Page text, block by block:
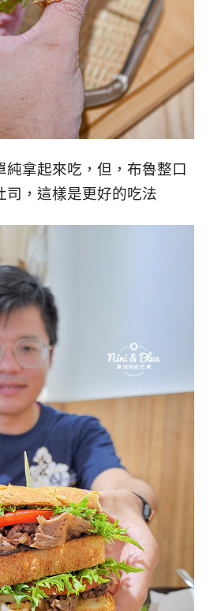
拿起來吃，但，布魯整口
司，這樣是更好的吃法